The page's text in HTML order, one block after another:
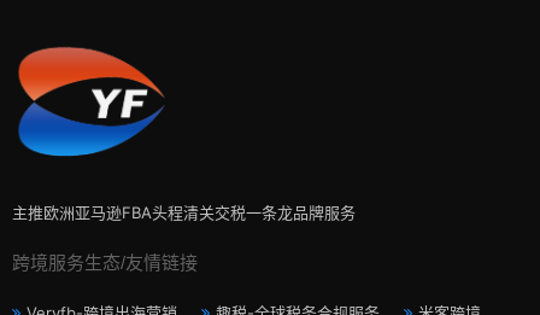
主推欧洲亚马逊FBA头程清关交税一条龙品牌服务
跨境服务生态/友情链接